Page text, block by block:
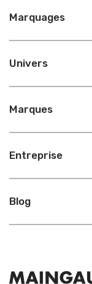
Marquages
Univers
Marques
Entreprise
Blog